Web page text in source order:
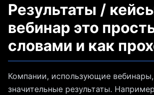
Результаты /
вебинар это
словами и как
Компании, использующие
значительные результаты.